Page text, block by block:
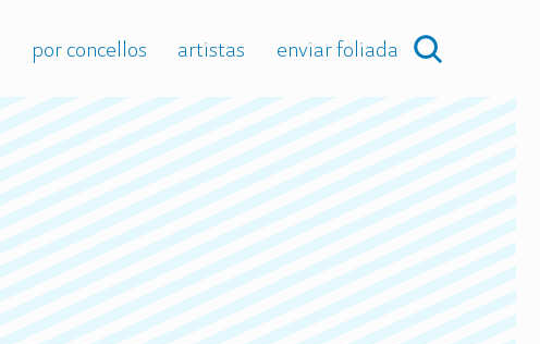
por concellos artistas enviar foliada